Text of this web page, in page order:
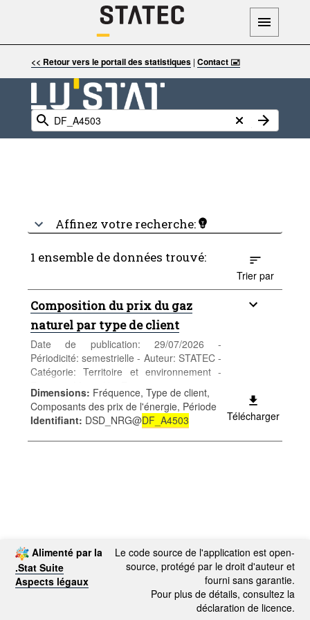
<< Retour vers le portail des statistiques| Contact 🖃
Affinez votre recherche:
1 ensemble de données trouvé:
Trier par
Composition du prix du gaz
naturel par type de client
Date de publication: 29/07/2026 -
Périodicité: semestrielle - Auteur: STATEC -
Catégorie: Territoire et environnement -
Energie - Mots-clés: Energie, prix
*** Remplace tableDF_A4503 ***
Dimensions: Fréquence, Type de client,
Composants des prix de l'énergie, Période
Identifiant: DSD_NRG@DF_A4503 Télécharger
Alimenté par la
.Stat Suite
Aspects légaux
Le code source de l'application est open-
source, protégé par le droit d'auteur et
fourni sans garantie.
Pour plus de détails, consultez la
déclaration de licence.